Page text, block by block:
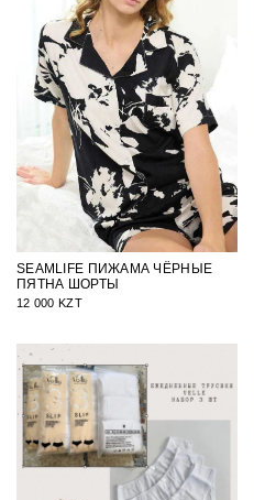
SEAMLIFE ПИЖАМА ЧЁРНЫЕ
ПЯТНА ШОРТЫ
12 000 KZT